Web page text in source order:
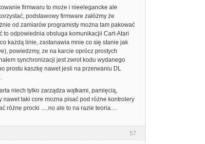
firmwaru to może i nieelegancke ale
podstawowy firmware załóżmy że
od zamiarów programisty można tam pakować
to odpowiednia obsluga komunikacjii Cart-Atari
każdą linie, zastanawia mnie co się stanie jak
powiedzmy, ze na karcie oprócz prostych
synchronizacji jest zwrot kodu wydanego
prostu kaszkę nawet jesli na przerwaniu DL
niech tylko zarządza wątkami, pamięcią,
taki core mozna pisać pod różne kontrolery
różne procki .....no ale to na razie teoria....
57